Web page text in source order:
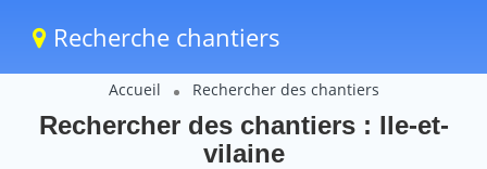
Recherche chantiers
Accueil Rechercher des chantiers
Rechercher des chantiers : Ile-et-
vilaine